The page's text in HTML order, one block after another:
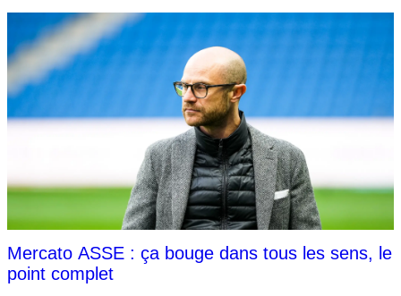
Mercato ASSE : ça bouge dans tous les sens, le
point complet